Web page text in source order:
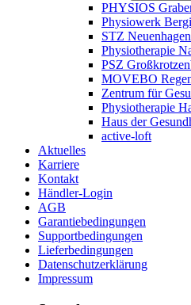
PHYSIOS
Physiowerk
STZ Neuenhagen
Physiotherapie
PSZ
MOVEBO
Zentrum für
Physiotherapie
Haus der
active-loft
Aktuelles
Karriere
Kontakt
Händler-Login
AGB
Garantiebedingungen
Supportbedingungen
Lieferbedingungen
Datenschutzerklärung
Impressum